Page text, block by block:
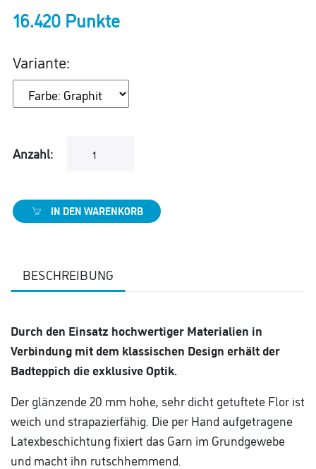
16.420 Punkte
Variante:
Anzahl:
IN DEN WARENKORB
BESCHREIBUNG
Durch den Einsatz hochwertiger Materialien in
Verbindung mit dem klassischen Design erhält der
Badteppich die exklusive Optik.
Der glänzende 20 mm hohe, sehr dicht getuftete Flor ist
weich und strapazierfähig. Die per Hand aufgetragene
Latexbeschichtung fixiert das Garn im Grundgewebe
und macht ihn rutschhemmend.